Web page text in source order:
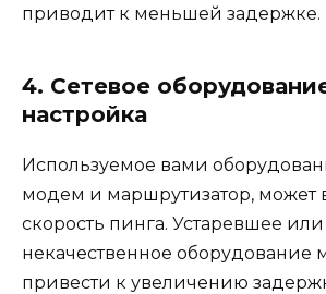
приводит к меньшей задержке.
4. Сетевое
настройка
Используемое вами
модем и маршрутизатор, может
скорость пинга. Устаревшее или
некачественное оборудование
привести к увеличению